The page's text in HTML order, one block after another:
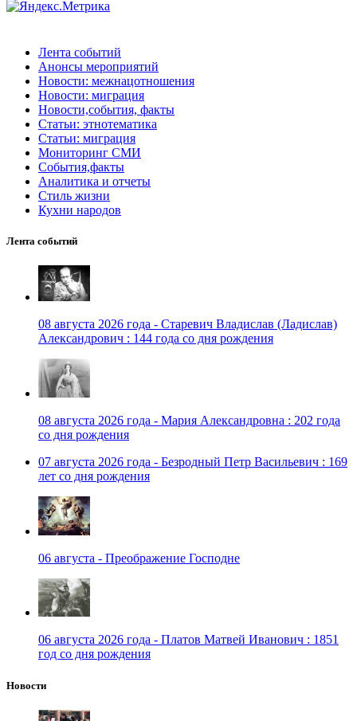
Лента событий
Анонсы мероприятий
Новости: межнацотношения
Новости: миграция
Новости,события, факты
Статьи: этнотематика
Статьи: миграция
Мониторинг СМИ
События,факты
Аналитика и отчеты
Стиль жизни
Кухни народов
Лента событий
08 августа 2026 года - Старевич Владислав (Ладислав)
Александрович : 144 года со дня рождения
08 августа 2026 года - Мария Александровна : 202 года
со дня рождения
07 августа 2026 года - Безродный Петр Васильевич : 169
лет со дня рождения
06 августа - Преображение Господне
06 августа 2026 года - Платов Матвей Иванович : 1851
год со дня рождения
Новости